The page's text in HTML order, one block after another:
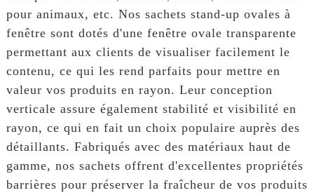
pour animaux, etc. Nos sachets stand-up ovales à
fenêtre sont dotés d'une fenêtre ovale transparente
permettant aux clients de visualiser facilement le
contenu, ce qui les rend parfaits pour mettre en
valeur vos produits en rayon. Leur conception
verticale assure également stabilité et visibilité en
rayon, ce qui en fait un choix populaire auprès des
détaillants. Fabriqués avec des matériaux haut de
gamme, nos sachets offrent d'excellentes propriétés
barrières pour préserver la fraîcheur de vos produits